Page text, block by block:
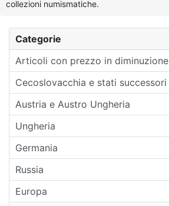
Categorie
Articoli con prezzo in diminuzione
Cecoslovacchia e stati successori
Austria e Austro Ungheria
Ungheria
Germania
Russia
Europa
collezioni numismatiche.